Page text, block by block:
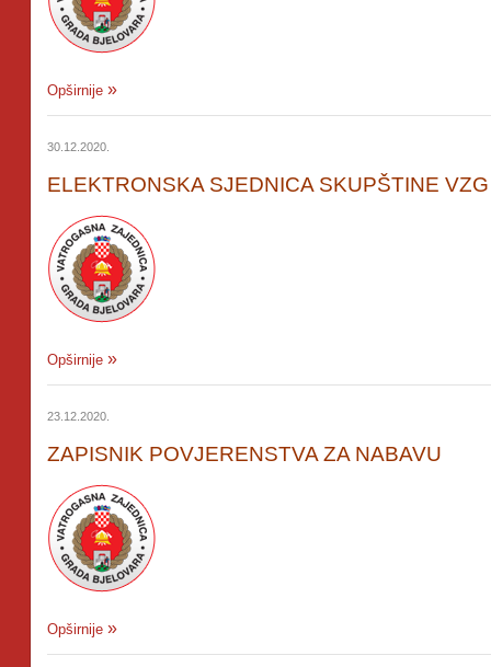
Opširnije
30.12.2020.
ELEKTRONSKA SJEDNICA SKUPŠTINE
Opširnije
23.12.2020.
ZAPISNIK POVJERENSTVA ZA NABAVU
Opširnije